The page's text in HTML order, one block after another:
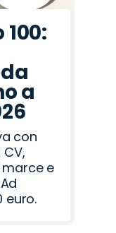
a
con
e
euro.